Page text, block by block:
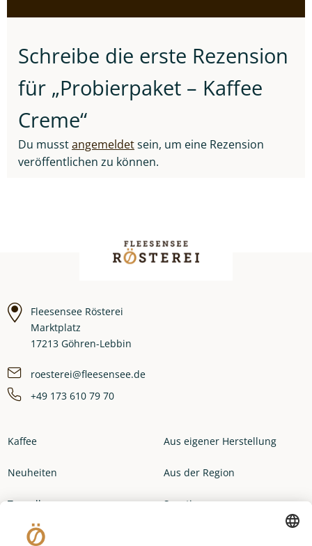
Schreibe die erste Rezension
für „Probierpaket – Kaffee
Creme“
Du musstangemeldetsein, um eine Rezension
veröffentlichen zu können.
Fleesensee Rösterei
Marktplatz
17213 Göhren-Lebbin
roesterei@fleesensee.de
+49 173 610 79 70
Kaffee
Neuheiten
Topseller
Aus eigener Herstellung
Aus der Region
Sonstiges